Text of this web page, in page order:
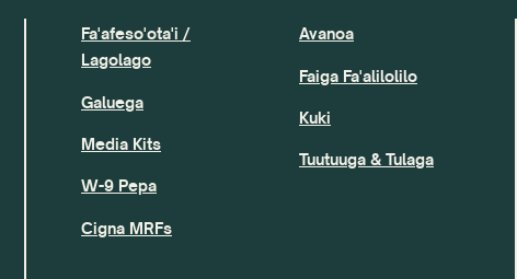
Fa'afeso'ota'i /
Lagolago
Galuega
Media Kits
W-9 Pepa
Cigna MRFs
Avanoa
Faiga Fa'alilolilo
Kuki
Tuutuuga & Tulaga